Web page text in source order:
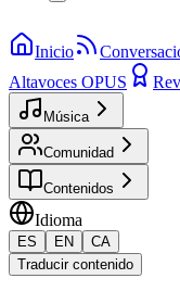
Inicio
Altavoces OPUS
Música
Comunidad
Contenidos
Idioma
ES EN
CA
Traducir contenido